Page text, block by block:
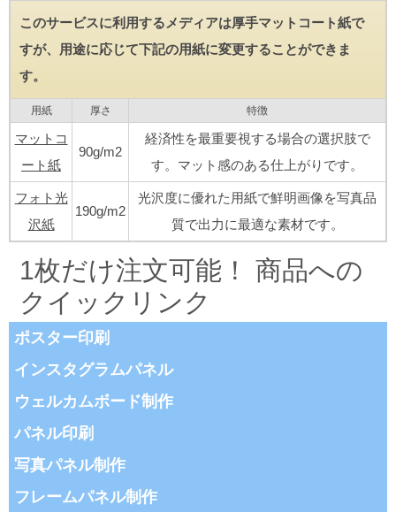
用紙 厚さ 特徴
このサービスに利用するメディアは厚手マットコート紙で
すが、用途に応じて下記の用紙に変更することができま
す。
マットコ
ート紙
90g/m2
経済性を最重要視する場合の選択肢で
す。マット感のある仕上がりです。
フォト光
沢紙
190g/m2
光沢度に優れた用紙で鮮明画像を写真品
質で出力に最適な素材です。
1枚だけ注文可能！ 商品への
クイックリンク
ポスター印刷
インスタグラムパネル
ウェルカムボード制作
パネル印刷
写真パネル制作
フレームパネル制作